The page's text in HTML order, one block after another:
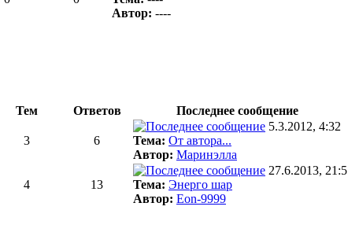
Автор: ----
Тем Ответов
Последнее сообщение
3 6
5.3.2012, 4:32
Тема: От автора...
Автор: Маринэлла
4 13
27.6.2013,
Тема: Энерго шар
Автор: Eon-9999